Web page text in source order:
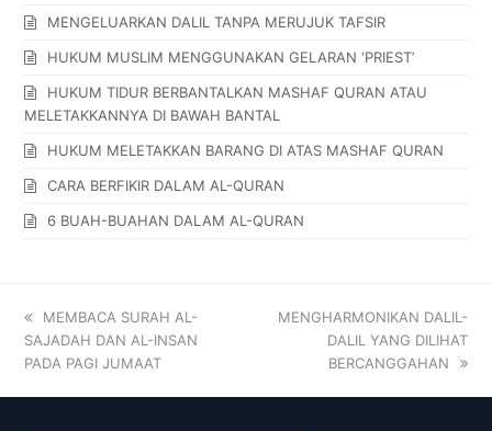
MENGELUARKAN DALIL TANPA MERUJUK TAFSIR
HUKUM MUSLIM MENGGUNAKAN GELARAN ‘PRIEST’
HUKUM TIDUR BERBANTALKAN MASHAF QURAN ATAU
MELETAKKANNYA DI BAWAH BANTAL
HUKUM MELETAKKAN BARANG DI ATAS MASHAF QURAN
CARA BERFIKIR DALAM AL-QURAN
6 BUAH-BUAHAN DALAM AL-QURAN
MEMBACA SURAH AL-
SAJADAH DAN AL-INSAN
PADA PAGI JUMAAT
MENGHARMONIKAN DALIL-
DALIL YANG DILIHAT
BERCANGGAHAN